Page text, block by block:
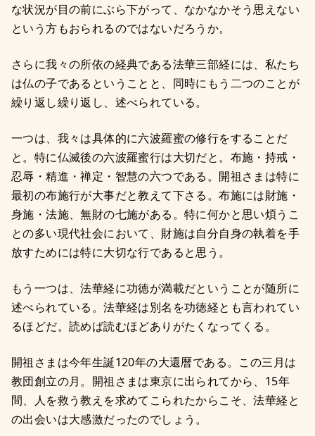
な状況が目の前にぶら下がって、なかなかそう思えない
という方もおられるのではないだろうか。
さらに我々の所依の経典である法華三部経には、私たち
は仏の子であるということと、同時にもう二つのことが
繰り返し繰り返し、述べられている。
一つは、我々は具体的に六波羅蜜の修行をすることだ
と。特に仏滅後の六波羅蜜行は大切だと。布施・持戒・
忍辱・精進・禅定・智慧の六つである。開祖さまは特に
最初の布施行が大事だと教えて下さる。布施には財施・
身施・法施、無財の七施がある。特に何かと思い煩うこ
との多い現代社会において、財施は自分自身の執着を手
放すためには特に大切な行であると思う。
もう一つは、法華経に功徳が満載だということが随所に
述べられている。法華経は別名を功徳経とも言われてい
るほどだ。読めば読むほどありがたくなってくる。
開祖さまは今年生誕120年の大還暦である。この三月は
教団創立の月。開祖さまは東京に出られてから、15年
間、人を救う教えを求めてこられたからこそ、法華経と
の出会いは大感激だったのでしょう。